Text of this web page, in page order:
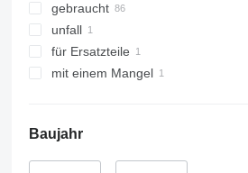
gebraucht
unfall
für Ersatzteile
mit einem Mangel
Baujahr